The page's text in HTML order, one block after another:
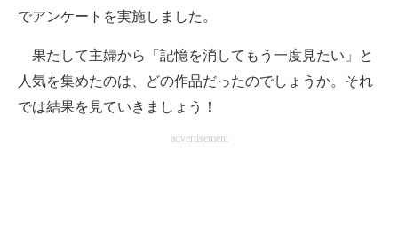
ビジネスと働き方のヒント
AI活用のいまが分かる
経営リーダーのコミュニティ
でアンケートを実施しました。
果たして主婦から「記憶を消してもう一度見たい」と
人気を集めたのは、どの作品だったのでしょうか。それ
では結果を見ていきましょう！
advertisement